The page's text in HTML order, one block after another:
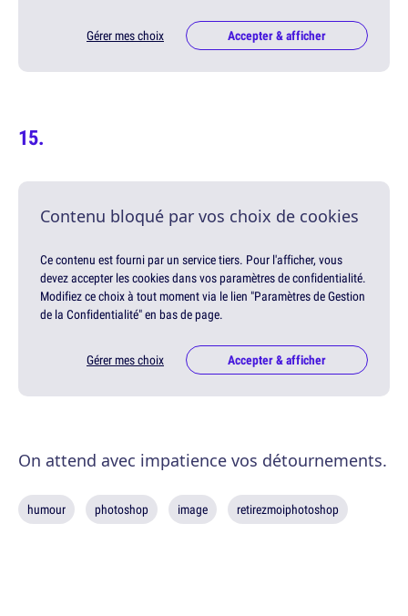
Gérer mes choix Accepter & afficher
Contenu bloqué par vos choix de cookies
Ce contenu est fourni par un service tiers. Pour l'afficher, vous
devez accepter les cookies dans vos paramètres de confidentialité.
Modifiez ce choix à tout moment via le lien "Paramètres de Gestion
de la Confidentialité" en bas de page.
Gérer mes choix Accepter & afficher
On attend avec impatience vos détournements.
humour photoshop image retirezmoiphotoshop